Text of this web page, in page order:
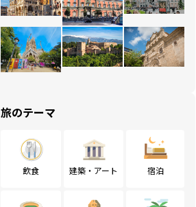
旅のテーマ
飲食 建築・アート 宿泊